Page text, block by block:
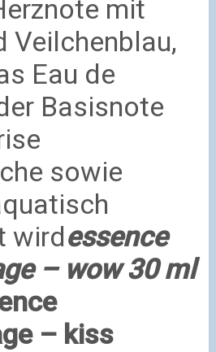
mit
Veilchenblau,
Eau de
Basisnote
sowie
wirdessence
– wow 30 ml
– kiss